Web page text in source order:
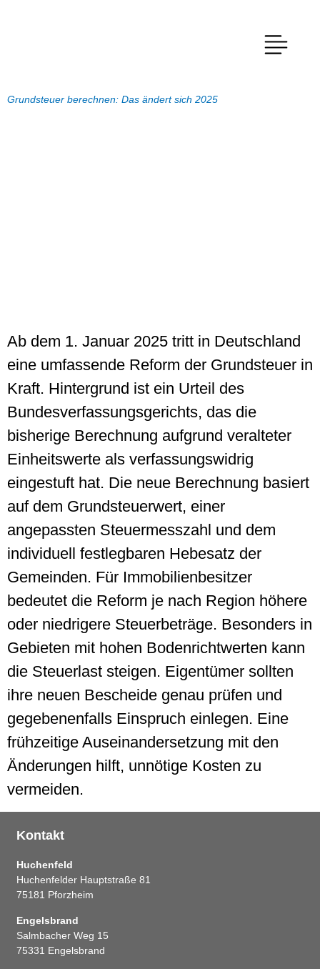
Grundsteuer berechnen: Das ändert sich 2025
Ab dem 1. Januar 2025 tritt in Deutschland
eine umfassende Reform der Grundsteuer in
Kraft. Hintergrund ist ein Urteil des
Bundesverfassungsgerichts, das die
bisherige Berechnung aufgrund veralteter
Einheitswerte als verfassungswidrig
eingestuft hat. Die neue Berechnung basiert
auf dem Grundsteuerwert, einer
angepassten Steuermesszahl und dem
individuell festlegbaren Hebesatz der
Gemeinden. Für Immobilienbesitzer
bedeutet die Reform je nach Region höhere
oder niedrigere Steuerbeträge. Besonders in
Gebieten mit hohen Bodenrichtwerten kann
die Steuerlast steigen. Eigentümer sollten
ihre neuen Bescheide genau prüfen und
gegebenenfalls Einspruch einlegen. Eine
frühzeitige Auseinandersetzung mit den
Änderungen hilft, unnötige Kosten zu
vermeiden.
Kontakt
Huchenfeld
Huchenfelder Hauptstraße 81
75181 Pforzheim
Engelsbrand
Salmbacher Weg 15
75331 Engelsbrand